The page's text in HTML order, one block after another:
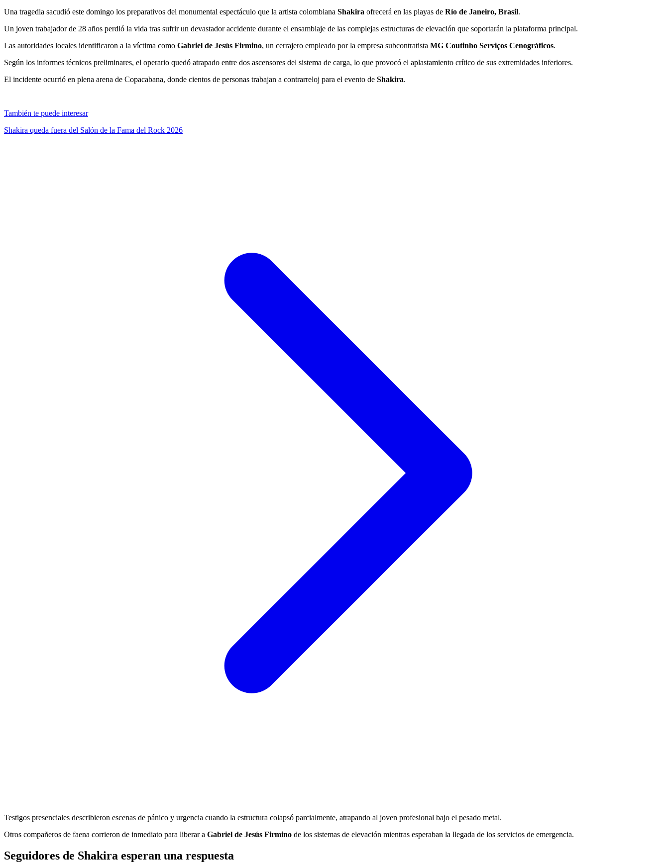
Una tragedia sacudió este domingo los preparativos del monumental espectáculo que la artista colombiana Shakira ofrecerá en las playas de Río de Janeiro, Brasil.
Un joven trabajador de 28 años perdió la vida tras sufrir un devastador accidente durante el ensamblaje de las complejas estructuras de elevación que soportarán la plataforma principal.
Las autoridades locales identificaron a la víctima como Gabriel de Jesús Firmino, un cerrajero empleado por la empresa subcontratista MG Coutinho Serviços Cenográficos.
Según los informes técnicos preliminares, el operario quedó atrapado entre dos ascensores del sistema de carga, lo que provocó el aplastamiento crítico de sus extremidades inferiores.
El incidente ocurrió en plena arena de Copacabana, donde cientos de personas trabajan a contrarreloj para el evento de Shakira.
También te puede interesar
Shakira queda fuera del Salón de la Fama del Rock 2026
Testigos presenciales describieron escenas de pánico y urgencia cuando la estructura colapsó parcialmente, atrapando al joven profesional bajo el pesado metal.
Otros compañeros de faena corrieron de inmediato para liberar a Gabriel de Jesús Firmino de los sistemas de elevación mientras esperaban la llegada de los servicios de emergencia.
Seguidores de Shakira esperan una respuesta